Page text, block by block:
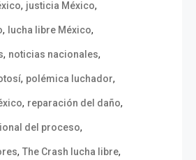
, justicia México,
, lucha libre México,
, noticias nacionales,
, polémica luchador,
, reparación del daño,
del proceso,
, The Crash lucha libre,